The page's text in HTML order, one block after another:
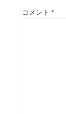
コメント *